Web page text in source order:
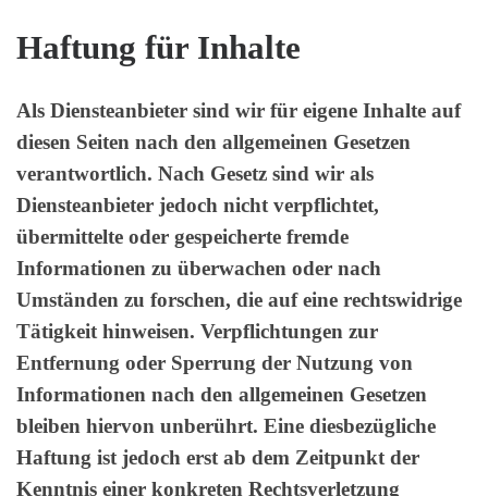
Haftung für Inhalte
Als Diensteanbieter sind wir für eigene Inhalte auf
diesen Seiten nach den allgemeinen Gesetzen
verantwortlich. Nach Gesetz sind wir als
Diensteanbieter jedoch nicht verpflichtet,
übermittelte oder gespeicherte fremde
Informationen zu überwachen oder nach
Umständen zu forschen, die auf eine rechtswidrige
Tätigkeit hinweisen. Verpflichtungen zur
Entfernung oder Sperrung der Nutzung von
Informationen nach den allgemeinen Gesetzen
bleiben hiervon unberührt. Eine diesbezügliche
Haftung ist jedoch erst ab dem Zeitpunkt der
Kenntnis einer konkreten Rechtsverletzung